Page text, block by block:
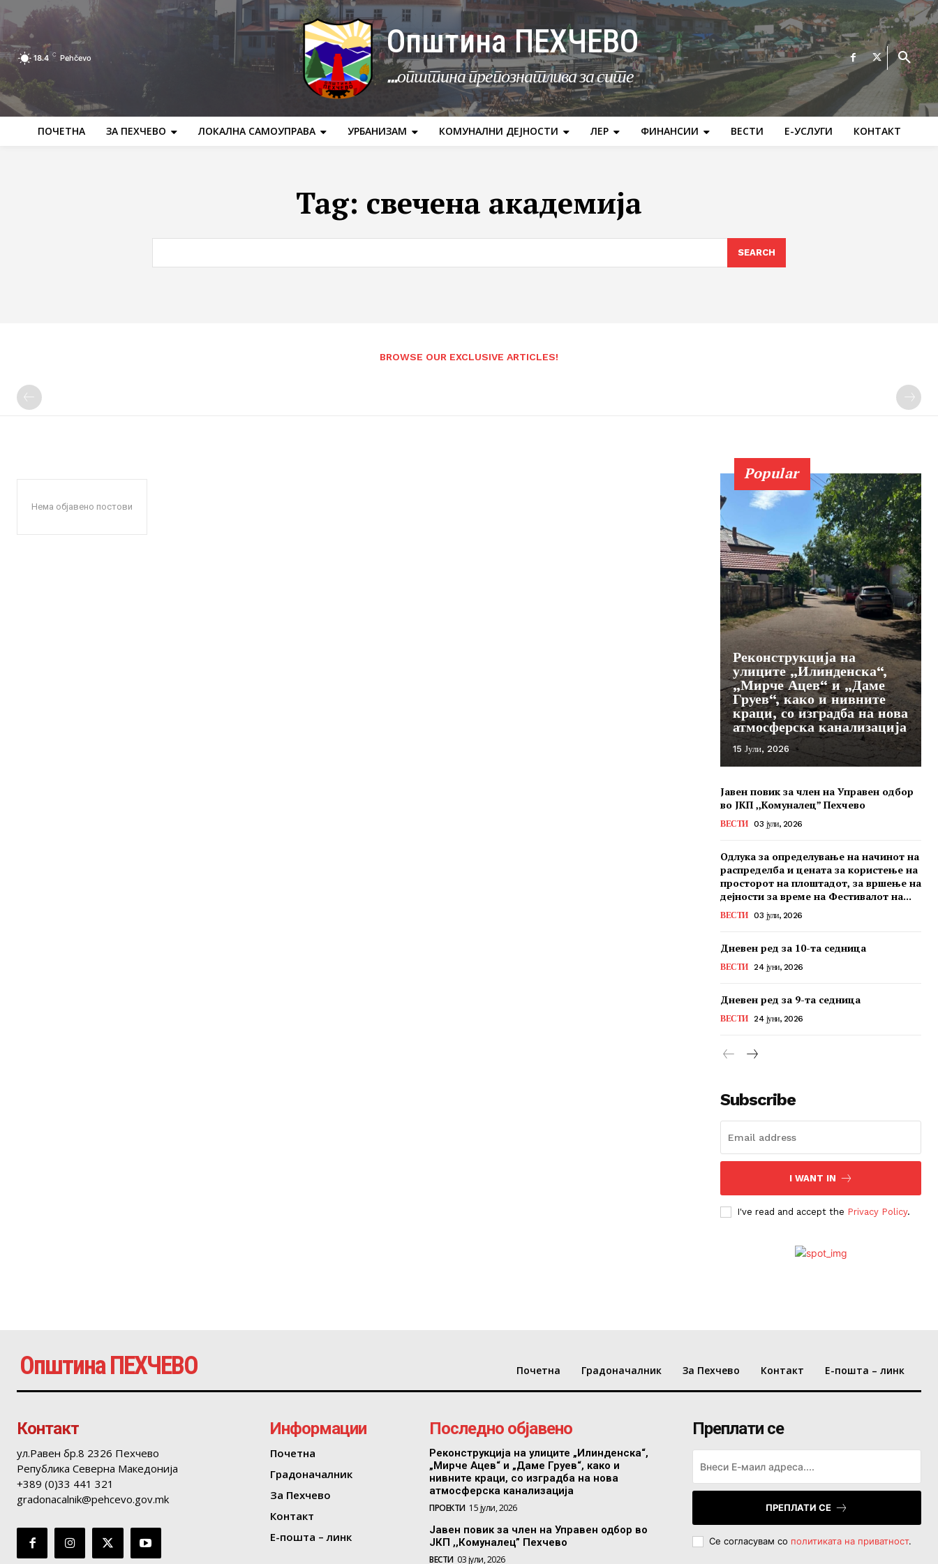
18.4 C Pehčevo Општина ПЕХЧЕВО
...општина препознатлива за сите
ПОЧЕТНА ЗА ПЕХЧЕВО ЛОКАЛНА САМОУПРАВА УРБАНИЗАМ КОМУНАЛНИ ДЕЈНОСТИ ЛЕР ФИНАНСИИ ВЕСТИ Е-УСЛУГИ КОНТАКТ
Tag: свечена академија
SEARCH
BROWSE OUR EXCLUSIVE ARTICLES!
Нема објавено постови
Popular
Реконструкција на
улиците „Илинденска“,
„Мирче Ацев“ и „Даме
Груев“, како и нивните
краци, со изградба на нова
атмосферска канализација
15 Јули, 2026
Јавен повик за член на Управен одбор
во ЈКП ,,Комуналец” Пехчево
ВЕСТИ 03 јули, 2026
Одлука за определување на начинот на
распределба и цената за користење на
просторот на плоштадот, за вршење на
дејности за време на Фестивалот на...
ВЕСТИ 03 јули, 2026
Дневен ред за 10-та седница
ВЕСТИ 24 јуни, 2026
Дневен ред за 9-та седница
ВЕСТИ 24 јуни, 2026
Subscribe
I WANT IN
I've read and accept the Privacy Policy.
Општина ПЕХЧЕВО Почетна Градоначалник За Пехчево Контакт Е-пошта – линк
Контакт
ул.Равен бр.8 2326 Пехчево
Република Северна Македонија
+389 (0)33 441 321
gradonacalnik@pehcevo.gov.mk
Информации
Почетна
Градоначалник
За Пехчево
Контакт
Е-пошта – линк
Последно објавено
Реконструкција на улиците „Илинденска“,
„Мирче Ацев“ и „Даме Груев“, како и
нивните краци, со изградба на нова
атмосферска канализација
ПРОЕКТИ 15 јули, 2026
Јавен повик за член на Управен одбор во
ЈКП ,,Комуналец” Пехчево
ВЕСТИ 03 јули, 2026
Преплати се
ПРЕПЛАТИ СЕ
Се согласувам со политиката на приватност.